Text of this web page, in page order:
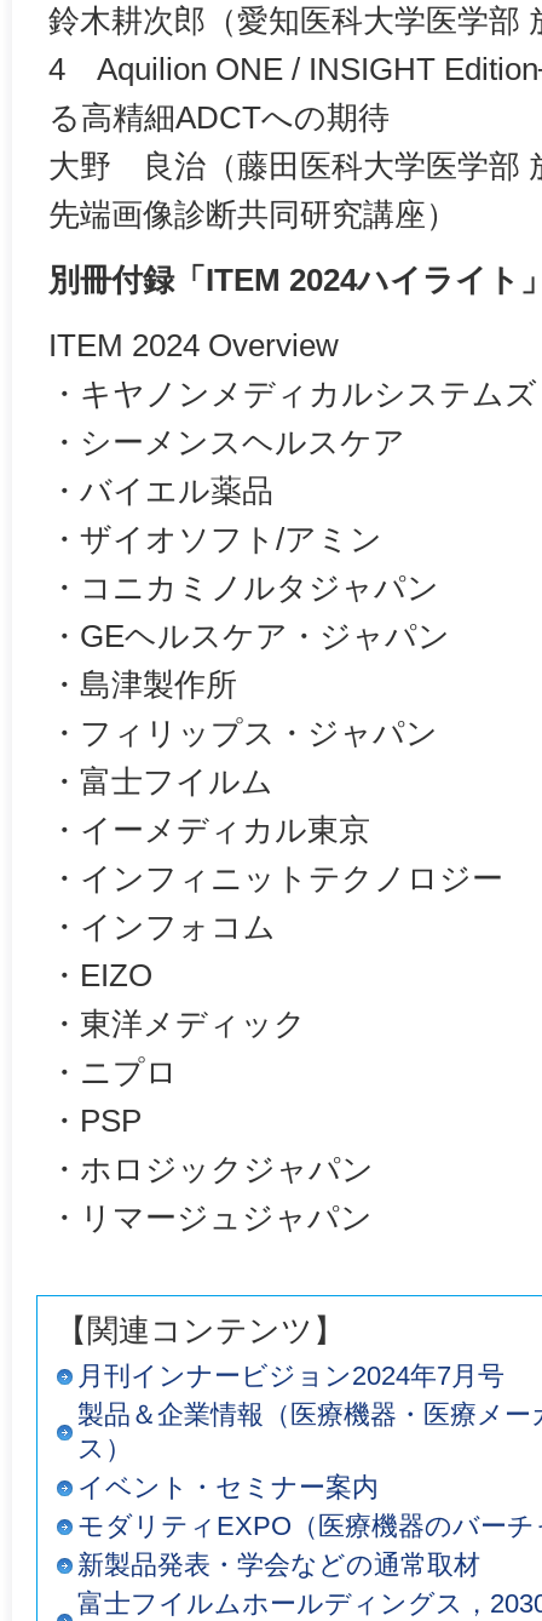
鈴木耕次郎（愛知医科大学医学部
4 Aquilion ONE / INSIGHT
る高精細ADCTへの期待
大野 良治（藤田医科大学医学部
先端画像診断共同研究講座）
別冊付録「ITEM 2024ハイライト
ITEM 2024 Overview
・キヤノンメディカルシステムズ
・シーメンスヘルスケア
・バイエル薬品
・ザイオソフト/アミン
・コニカミノルタジャパン
・GEヘルスケア・ジャパン
・島津製作所
・フィリップス・ジャパン
・富士フイルム
・イーメディカル東京
・インフィニットテクノロジー
・インフォコム
・EIZO
・東洋メディック
・ニプロ
・PSP
・ホロジックジャパン
・リマージュジャパン
【関連コンテンツ】
月刊インナービジョン2024年7月号
製品＆企業情報（医療機器・医療メ
ス）
イベント・セミナー案内
モダリティEXPO（医療機器のバー
新製品発表・学会などの通常取材
富士フイルムホールディングス，